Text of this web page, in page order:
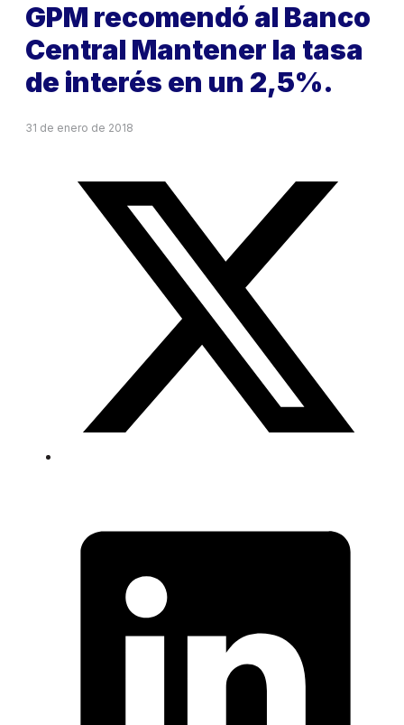
GPM recomendó al Banco
Central Mantener la tasa
de interés en un 2,5%.
31 de enero de 2018